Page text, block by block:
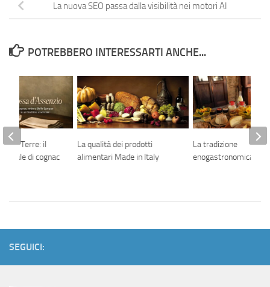
La nuova SEO passa dalla visibilità nei motori AI
POTREBBERO INTERESSARTI ANCHE...
La qualità dei prodotti
alimentari Made in Italy
La tradizione
enogastronomica
de Terre: il
di cognac
SEGUICI: